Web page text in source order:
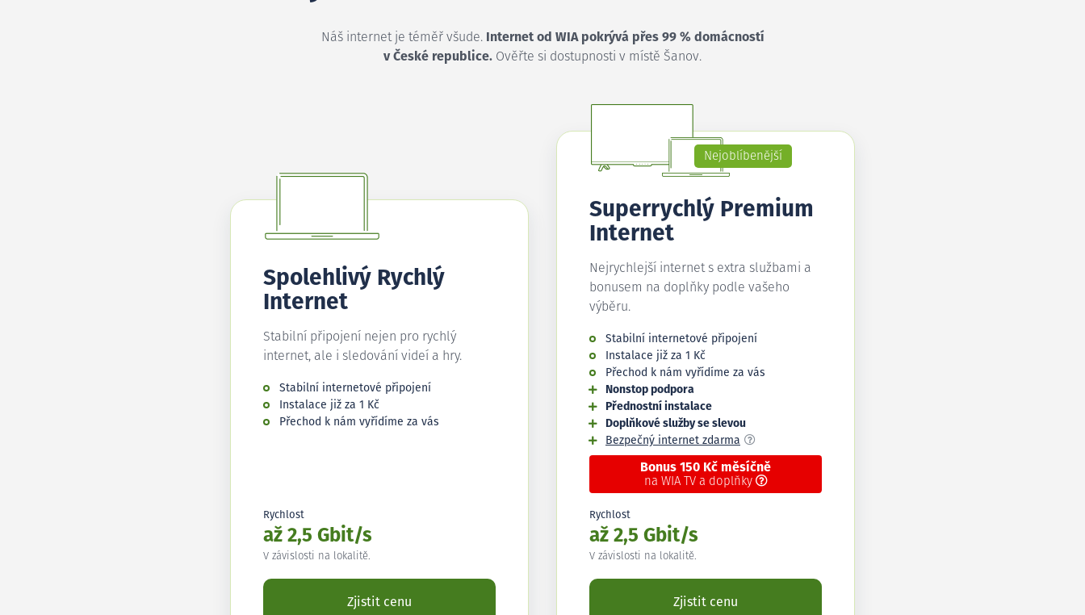
Náš internet je téměř všude.
Internet od WIA pokrývá přes 99 % domácností
v České republice. Ověřte si dostupnosti v místě Šanov.
Spolehlivý Rychlý
Internet
Stabilní připojení nejen pro rychlý
internet, ale i sledování videí a hry.
Stabilní internetové připojení
Instalace již za 1 Kč
Přechod k nám vyřídíme za vás
Rychlost
až 2,5 Gbit/s
V závislosti na lokalitě.
Zjistit cenu
Nejoblíbenější
Superrychlý Premium
Internet
Nejrychlejší internet s extra službami a
bonusem na doplňky podle vašeho
výběru.
Stabilní internetové připojení
Instalace již za 1 Kč
Přechod k nám vyřídíme za vás
Nonstop podpora
Přednostní instalace
Doplňkové služby se slevou
Bezpečný internet zdarma
Bonus 150 Kč měsíčně
na WIA TV a doplňky
Rychlost
až 2,5 Gbit/s
V závislosti na lokalitě.
Zjistit cenu